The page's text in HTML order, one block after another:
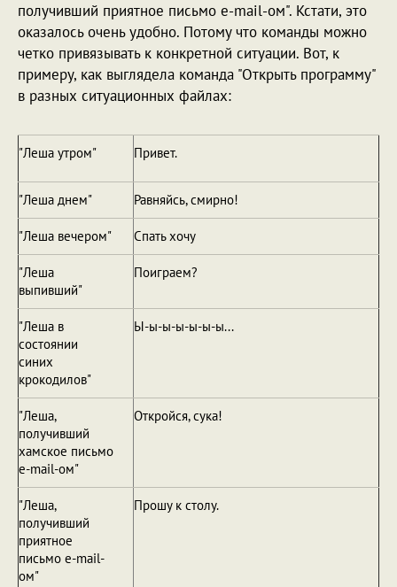
получивший приятное письмо e-mail-ом". Кстати, это
оказалось очень удобно. Потому что команды можно
четко привязывать к конкретной ситуации. Вот, к
примеру, как выглядела команда "Открыть программу"
в разных ситуационных файлах:
"Леша утром" Привет.
"Леша днем" Равняйсь, смирно!
"Леша вечером" Спать хочу
"Леша
выпивший"
Поиграем?
"Леша в
состоянии
синих
крокодилов"
Ы-ы-ы-ы-ы-ы-ы...
"Леша,
получивший
хамское письмо
e-mail-ом"
Откройся, сука!
"Леша,
получивший
приятное
письмо e-mail-
ом"
Прошу к столу.